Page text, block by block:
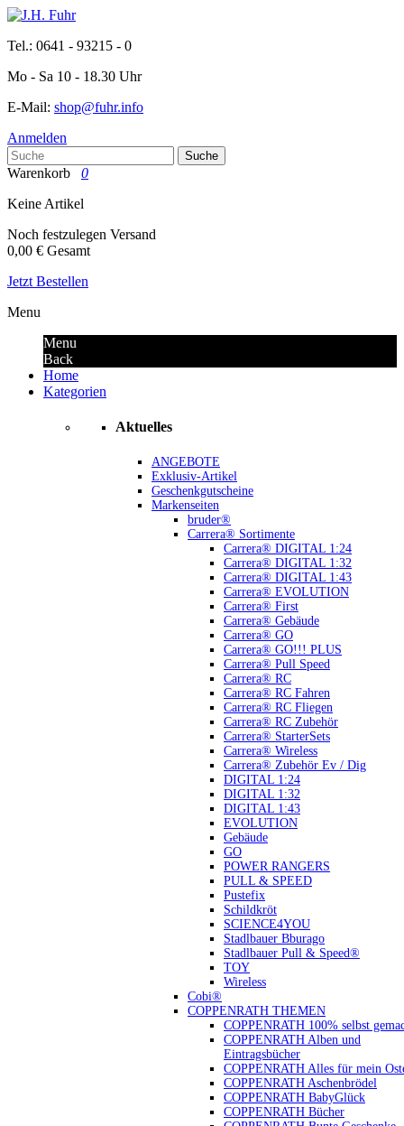
Tel.: 0641 - 93215 - 0
Mo - Sa 10 - 18.30 Uhr
E-Mail: shop@fuhr.info
Anmelden
Suche
Warenkorb
0
Keine Artikel
Noch festzulegen Versand
0,00 € Gesamt
Jetzt Bestellen
Menu
Menu
Back
Home
Kategorien
Aktuelles
ANGEBOTE
Exklusiv-Artikel
Geschenkgutscheine
Markenseiten
bruder®
Carrera® Sortimente
Carrera® DIGITAL 1:24
Carrera® DIGITAL 1:32
Carrera® DIGITAL 1:43
Carrera® EVOLUTION
Carrera® First
Carrera® Gebäude
Carrera® GO
Carrera® GO!!! PLUS
Carrera® Pull Speed
Carrera® RC
Carrera® RC Fahren
Carrera® RC Fliegen
Carrera® RC Zubehör
Carrera® StarterSets
Carrera® Wireless
Carrera® Zubehör Ev / Dig
DIGITAL 1:24
DIGITAL 1:32
DIGITAL 1:43
EVOLUTION
Gebäude
GO
POWER RANGERS
PULL & SPEED
Pustefix
Schildkröt
SCIENCE4YOU
Stadlbauer Bburago
Stadlbauer Pull & Speed®
TOY
Wireless
Cobi®
COPPENRATH THEMEN
COPPENRATH 100% selbst
COPPENRATH Alben und
Eintragsbücher
COPPENRATH Alles für mein
COPPENRATH Aschenbrödel
COPPENRATH BabyGlück
COPPENRATH Bücher